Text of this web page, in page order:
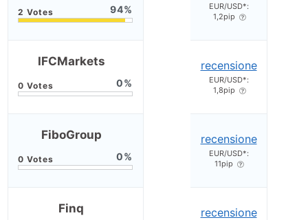
94
EUR/USD*:
1,2pip
IFCMarkets
0
recensione
EUR/USD*:
1,8pip
FiboGroup
0
recensione
EUR/USD*:
11pip
Finq recensione